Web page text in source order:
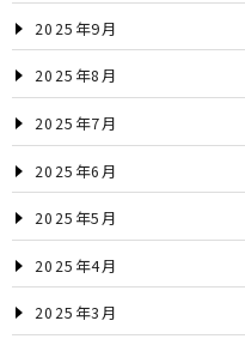
2025年9月
2025年8月
2025年7月
2025年6月
2025年5月
2025年4月
2025年3月